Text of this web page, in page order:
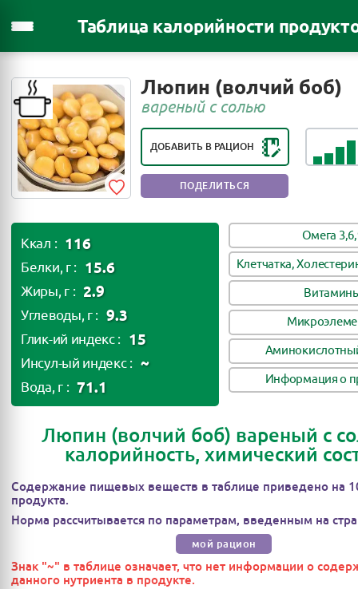
Таблица калорийности
Люпин (волчий боб)
вареный с солью
ДОБАВИТЬ В РАЦИОН
РЕЙТИНГ ПОЛЕЗНОСТИ ПРОДУКТА:
ОЧЕНЬ ПОЛЕЗНЫЙ ПРОДУКТ
ПОДЕЛИТЬСЯ
Ккал : 116
Белки, г : 15.6
Жиры, г : 2.9
Углеводы, г : 9.3
Глик-ий индекс : 15
Инсул-ый индекс : ~
Вода, г : 71.1
Омега
Клетчатка,
Информация о
Люпин (волчий боб) вареный с
калорийность, химический
Содержание пищевых веществ в таблице приведено на
продукта.
Норма рассчитывается по параметрам, введенным на
мой рацион
Знак "~" в таблице означает, что нет информации о
данного нутриента в продукте.